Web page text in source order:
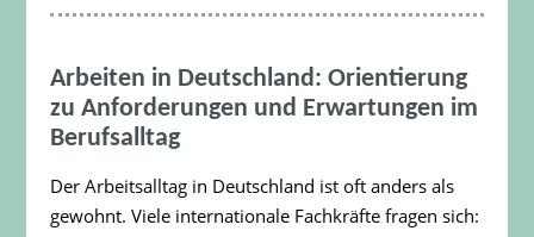
Arbeiten in Deutschland: Orientierung
zu Anforderungen und Erwartungen im
Berufsalltag
Der Arbeitsalltag in Deutschland ist oft anders als
gewohnt. Viele internationale Fachkräfte fragen sich: